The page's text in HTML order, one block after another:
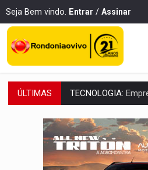
Seja Bem vindo. Entrar / Assinar
ÚLTIMAS PROTEGE A TERRA:
VÍDEO:Motociclista
PARECE UM